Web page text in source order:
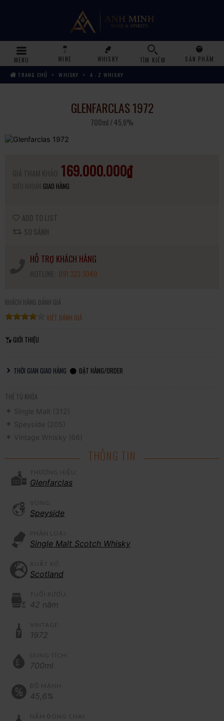
MENU WINE WHISKY TÌM KIẾM
SẢN PHẨM
TRANG CHỦ
WHISKY A - Z WHISKY
GLENFARCLAS 1972
700ml / 45,6%
169.000.000₫
GIAO HÀNG
ADD TO LIST
SO SÁNH
HỖ TRỢ KHÁCH HÀNG
091.323.3040
KHÁCH HÀNG ĐÁNH GIÁ
VIẾT ĐÁNH GIÁ
GIỚI THIỆU
THỜI GIAN GIAO HÀNG ĐẶT HÀNG/ORDER
THẺ TỪ KHÓA
Single Malt (312)
Speyside (205)
Vintage Whisky (66)
THÔNG TIN
THƯƠNG HIỆU:
Glenfarclas
VÙNG:
Speyside
PHÂN LOẠI:
Single Malt Scotch Whisky
XUẤT XỨ:
Scotland
TUỔI RƯỢU:
42 năm
VINTAGE:
1972
DUNG TÍCH:
700ml
ĐỘ MẠNH:
45,6%
NĂM ĐÓNG CHAI: